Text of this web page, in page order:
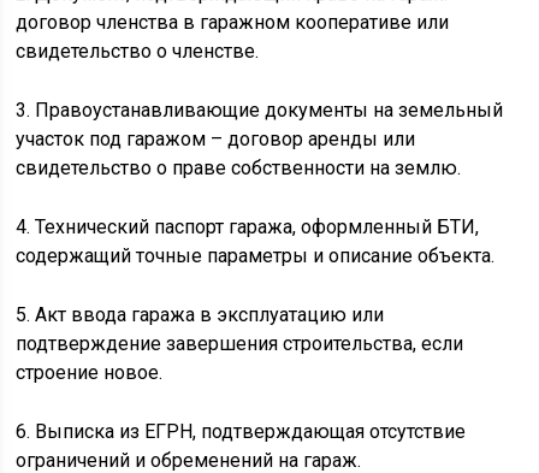
договор членства в гаражном кооперативе или
свидетельство о членстве.
3. Правоустанавливающие документы на земельный
участок под гаражом – договор аренды или
свидетельство о праве собственности на землю.
4. Технический паспорт гаража, оформленный БТИ,
содержащий точные параметры и описание объекта.
5. Акт ввода гаража в эксплуатацию или
подтверждение завершения строительства, если
строение новое.
6. Выписка из ЕГРН, подтверждающая отсутствие
ограничений и обременений на гараж.